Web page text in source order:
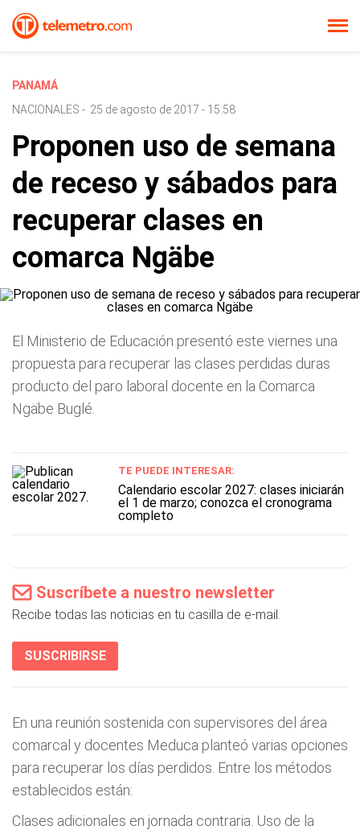
PANAMÁ
NACIONALES - 25 de agosto de 2017 - 15:58
Proponen uso de semana
de receso y sábados para
recuperar clases en
comarca Ngäbe
El Ministerio de Educación presentó este viernes una
propuesta para recuperar las clases perdidas duras
producto del paro laboral docente en la Comarca
Ngäbe Buglé.
TE PUEDE INTERESAR:
Calendario escolar 2027: clases iniciarán
el 1 de marzo; conozca el cronograma
completo
Suscríbete a nuestro newsletter
Recibe todas las noticias en tu casilla de e-mail.
SUSCRIBIRSE
En una reunión sostenida con supervisores del área
comarcal y docentes Meduca planteó varias opciones
para recuperar los días perdidos. Entre los métodos
establecidos están:
Clases adicionales en jornada contraria. Uso de la